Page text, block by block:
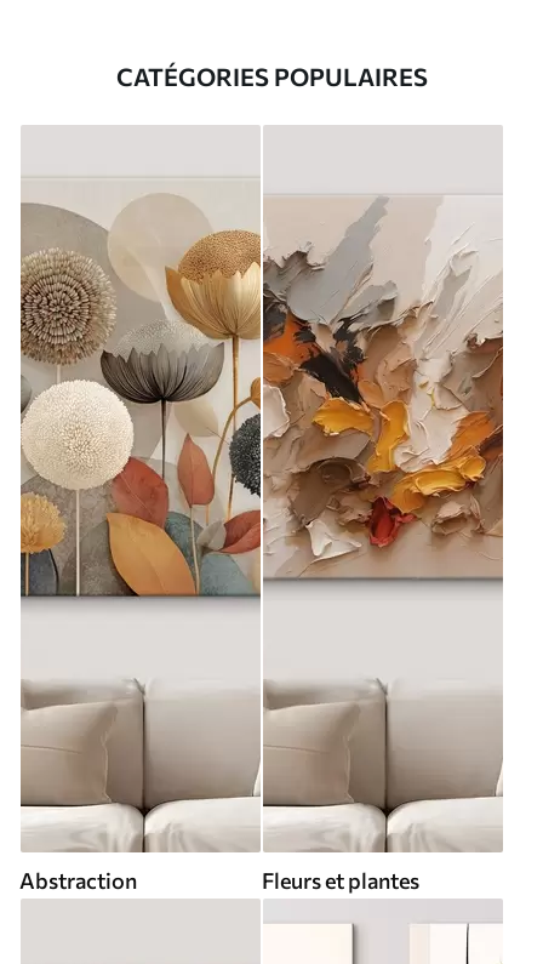
CATÉGORIES POPULAIRES
Abstraction Fleurs et plantes